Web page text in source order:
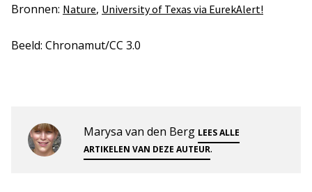
Bronnen: Nature, University of Texas via EurekAlert!
Beeld: Chronamut/CC 3.0
Marysa van den Berg LEES ALLE
ARTIKELEN VAN DEZE AUTEUR.